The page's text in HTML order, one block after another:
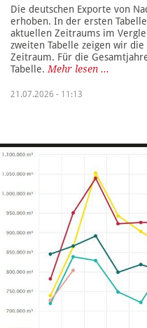
Die deutschen Exporte von
erhoben. In der ersten
aktuellen Zeitraums im
zweiten Tabelle zeigen wir
Zeitraum. Für die
Tabelle. Mehr lesen ...
21.07.2026 - 11:13